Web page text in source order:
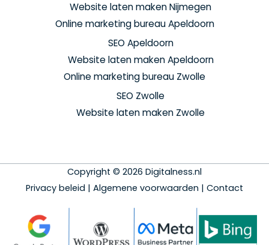
Website laten maken Nijmegen
Online marketing bureau Apeldoorn
SEO Apeldoorn
Website laten maken Apeldoorn
Online marketing bureau Zwolle
SEO Zwolle
Website laten maken Zwolle
Copyright © 2026 Digitalness.nl
Privacy beleid | Algemene voorwaarden | Contact